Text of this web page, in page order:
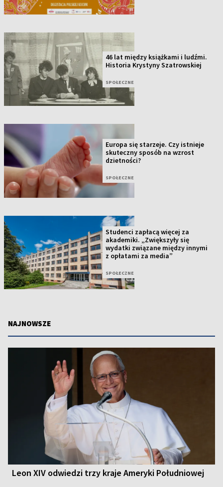
46 lat między książkami i ludźmi.
Historia Krystyny Szatrowskiej
SPOŁECZNE
Europa się starzeje. Czy istnieje
skuteczny sposób na wzrost
dzietności?
SPOŁECZNE
Studenci zapłacą więcej za
akademiki. „Zwiększyły się
wydatki związane między innymi
z opłatami za media”
SPOŁECZNE
NAJNOWSZE
Leon XIV odwiedzi trzy kraje Ameryki Południowej